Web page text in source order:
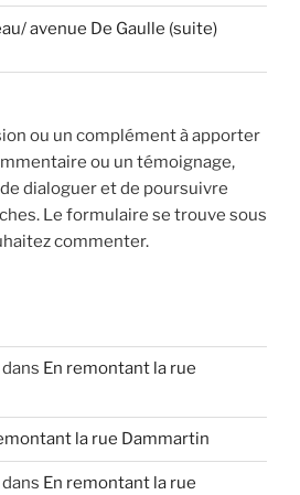
avenue De Gaulle (suite)
ou un complément à apporter
ou un témoignage,
dialoguer et de poursuivre
Le formulaire se trouve sous
commenter.
dans En remontant la rue
la rue Dammartin
dans En remontant la rue